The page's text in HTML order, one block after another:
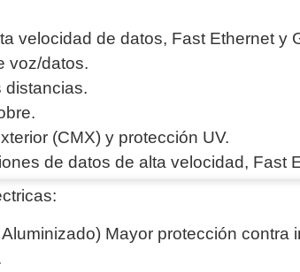
velocidad de datos, Fast Ethernet y
voz/datos.
distancias.
(CMX) y protección UV.
de datos de alta velocidad, Fast
Mayor protección contra